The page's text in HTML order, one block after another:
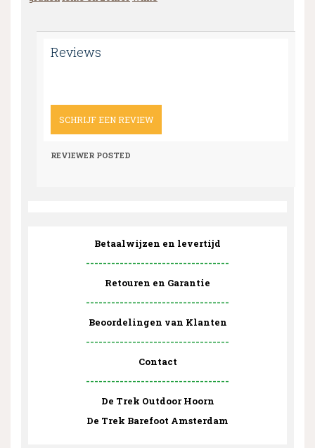
Reviews
SCHRIJF EEN REVIEW
REVIEWER POSTED
Betaalwijzen en levertijd
----------------------------------
Retouren en Garantie
----------------------------------
Beoordelingen van Klanten
----------------------------------
Contact
----------------------------------
De Trek Outdoor Hoorn
De Trek Barefoot Amsterdam